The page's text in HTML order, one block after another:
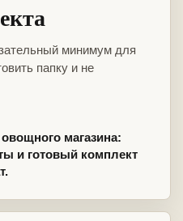
минимум для
папку и не
магазина:
и готовый комплект